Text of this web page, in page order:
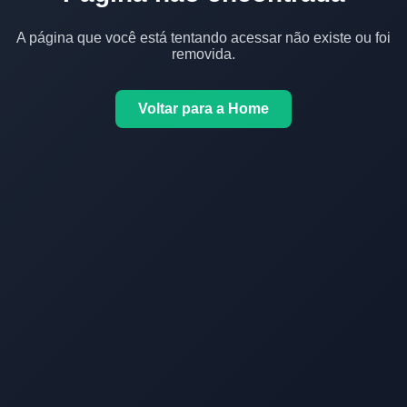
A página que você está tentando acessar não existe ou foi
removida.
Voltar para a Home